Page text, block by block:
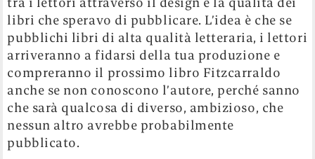
libri che speravo di pubblicare. L’idea è che se
pubblichi libri di alta qualità letteraria, i lettori
arriveranno a fidarsi della tua produzione e
compreranno il prossimo libro Fitzcarraldo
anche se non conoscono l’autore, perché sanno
che sarà qualcosa di diverso, ambizioso, che
nessun altro avrebbe probabilmente
pubblicato.